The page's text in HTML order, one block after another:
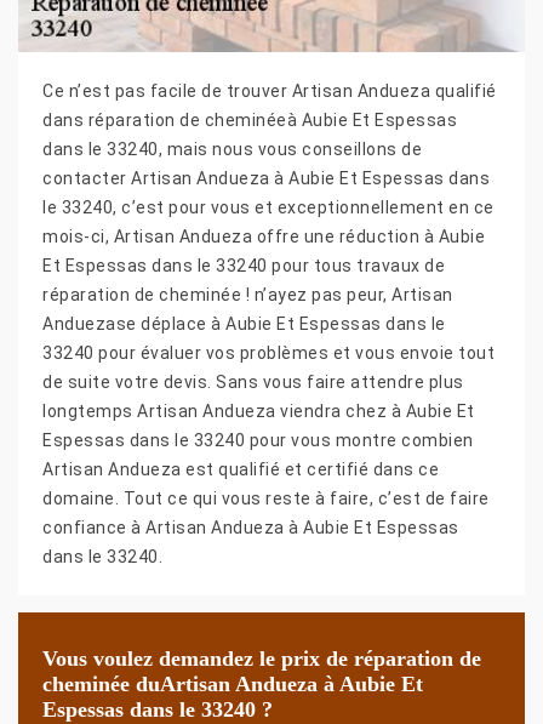
Ce n’est pas facile de trouver Artisan Andueza qualifié
dans réparation de cheminéeà Aubie Et Espessas
dans le 33240, mais nous vous conseillons de
contacter Artisan Andueza à Aubie Et Espessas dans
le 33240, c’est pour vous et exceptionnellement en ce
mois-ci, Artisan Andueza offre une réduction à Aubie
Et Espessas dans le 33240 pour tous travaux de
réparation de cheminée ! n’ayez pas peur, Artisan
Anduezase déplace à Aubie Et Espessas dans le
33240 pour évaluer vos problèmes et vous envoie tout
de suite votre devis. Sans vous faire attendre plus
longtemps Artisan Andueza viendra chez à Aubie Et
Espessas dans le 33240 pour vous montre combien
Artisan Andueza est qualifié et certifié dans ce
domaine. Tout ce qui vous reste à faire, c’est de faire
confiance à Artisan Andueza à Aubie Et Espessas
dans le 33240.
Vous voulez demandez le prix de réparation de
cheminée duArtisan Andueza à Aubie Et
Espessas dans le 33240 ?